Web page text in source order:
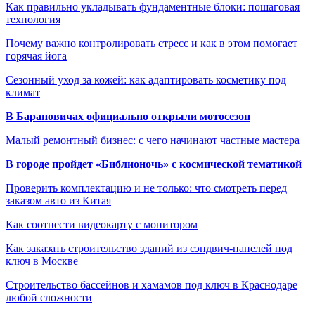
Как правильно укладывать фундаментные блоки: пошаговая
технология
Почему важно контролировать стресс и как в этом помогает
горячая йога
Сезонный уход за кожей: как адаптировать косметику под
климат
В Барановичах официально открыли мотосезон
Малый ремонтный бизнес: с чего начинают частные мастера
В городе пройдет «Библионочь» с космической тематикой
Проверить комплектацию и не только: что смотреть перед
заказом авто из Китая
Как соотнести видеокарту с монитором
Как заказать строительство зданий из сэндвич-панелей под
ключ в Москве
Строительство бассейнов и хамамов под ключ в Краснодаре
любой сложности